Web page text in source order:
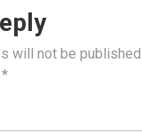
will not be published.
*